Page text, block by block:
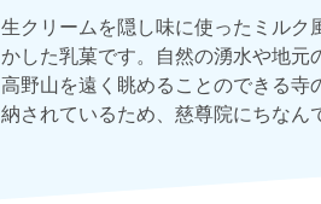
生クリームを隠し味に使ったミル
かした乳菓です。自然の湧水や地
高野山を遠く眺めることのできる
納されているため、慈尊院にちなん